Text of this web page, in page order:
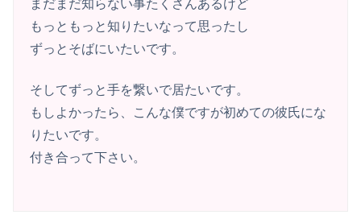
まだまだ知らない事たくさんあるけど
もっともっと知りたいなって思ったし
ずっとそばにいたいです。
そしてずっと手を繋いで居たいです。
もしよかったら、こんな僕ですが初めての彼氏にな
りたいです。
付き合って下さい。